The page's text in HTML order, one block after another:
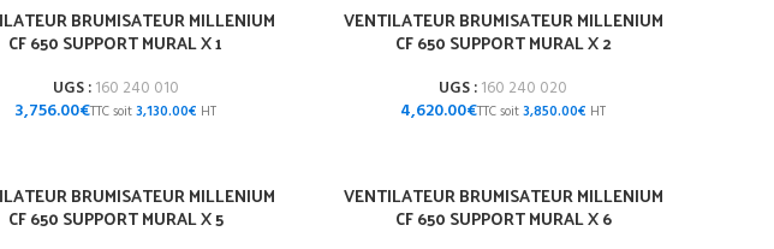
BRUMISATEUR MILLENIUM
CF 650 SUPPORT MURAL X 1
UGS :160 240 010
€ 3,130.00€
VENTILATEUR BRUMISATEUR MILLENIUM
CF 650 SUPPORT MURAL X 2
UGS :160 240 020
€ 3,850.00€
BRUMISATEUR MILLENIUM
CF 650 SUPPORT MURAL X 5
VENTILATEUR BRUMISATEUR MILLENIUM
CF 650 SUPPORT MURAL X 6